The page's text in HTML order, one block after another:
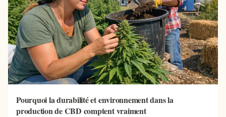
Pourquoi la durabilité et environnement dans la
production de CBD comptent vraiment